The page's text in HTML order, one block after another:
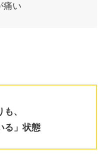
痛い
、
る」状態